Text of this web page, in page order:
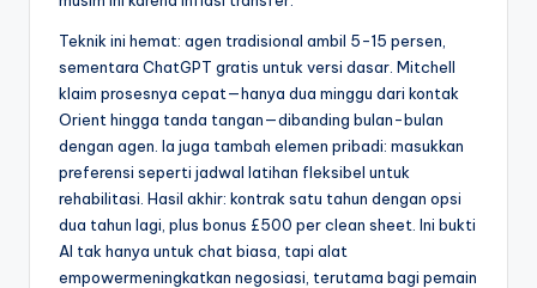
Teknik ini hemat: agen tradisional ambil 5-15 persen,
sementara ChatGPT gratis untuk versi dasar. Mitchell
klaim prosesnya cepat—hanya dua minggu dari kontak
Orient hingga tanda tangan—dibanding bulan-bulan
dengan agen. Ia juga tambah elemen pribadi: masukkan
preferensi seperti jadwal latihan fleksibel untuk
rehabilitasi. Hasil akhir: kontrak satu tahun dengan opsi
dua tahun lagi, plus bonus £500 per clean sheet. Ini bukti
AI tak hanya untuk chat biasa, tapi alat
empowermeningkatkan negosiasi, terutama bagi pemain